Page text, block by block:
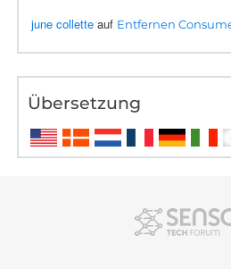
june collette auf Entfernen
Übersetzung